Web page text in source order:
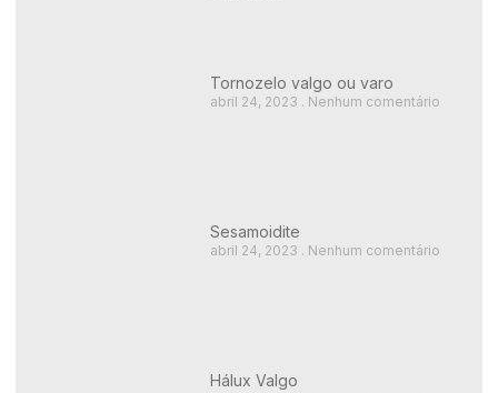
Tornozelo valgo ou varo
abril 24, 2023 Nenhum comentário
Sesamoidite
abril 24, 2023 Nenhum comentário
Hálux Valgo